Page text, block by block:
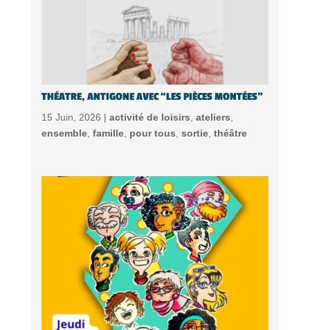
THÉATRE, ANTIGONE AVEC “LES PIÈCES MONTÉES”
15 Juin, 2026 | activité de loisirs ateliers
ensemble, famille, pour tous sortie, théâtre